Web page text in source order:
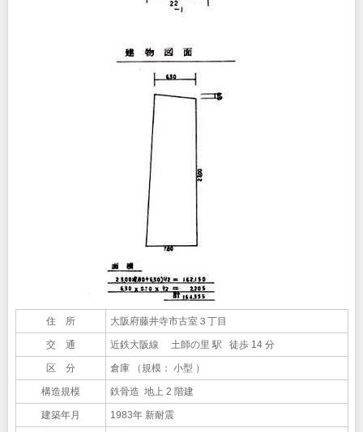
住 所 大阪府藤井寺市古室３丁目
交 通 近鉄大阪線 土師の里 駅 徒歩 14 分
区 分 倉庫 （規模： 小型 ）
構造規模 鉄骨造 地上 2 階建
建築年月 1983年 新耐震